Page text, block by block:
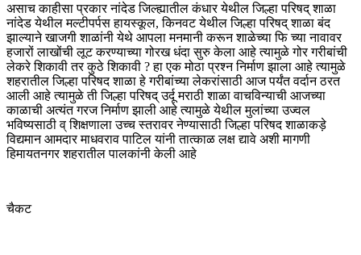
असाच काहीसा प्रकार नांदेड जिल्ह्यातील कंधार येथील जिल्हा परिषद् शाळा
नांदेड येथील मल्टीपर्पस हायस्कूल, किनवट येथील जिल्हा परिषद् शाळा बंद
झाल्याने खाजगी शाळांनी येथे आपला मनमानी करून शाळेच्या फि च्या नावावर
हजारों लाखोंची लूट करण्याच्या गोरख धंदा सुरु केला आहे त्यामुळे गोर गरीबांची
लेकरे शिकावी तर कुठे शिकावी ? हा एक मोठा प्रश्न निर्माण झाला आहे त्यामुळे
शहरातील जिल्हा परिषद शाळा हे गरीबांच्या लेकरांसाठी आज पर्यंत वर्दान ठरत
आली आहे त्यामुळे ती जिल्हा परिषद् उर्दू मराठी शाळा वाचविन्याची आजच्या
काळाची अत्यंत गरज निर्माण झाली आहे त्यामुळे येथील मुलांच्या उज्वल
भविष्यसाठी व् शिक्षणाला उच्च स्तरावर नेण्यासाठी जिल्हा परिषद शाळाकड़े
विद्यमान आमदार माधवराव पाटिल यांनी तात्काळ लक्ष द्यावे अशी मागणी
हिमायतनगर शहरातील पालकांनी केली आहे
चैकट